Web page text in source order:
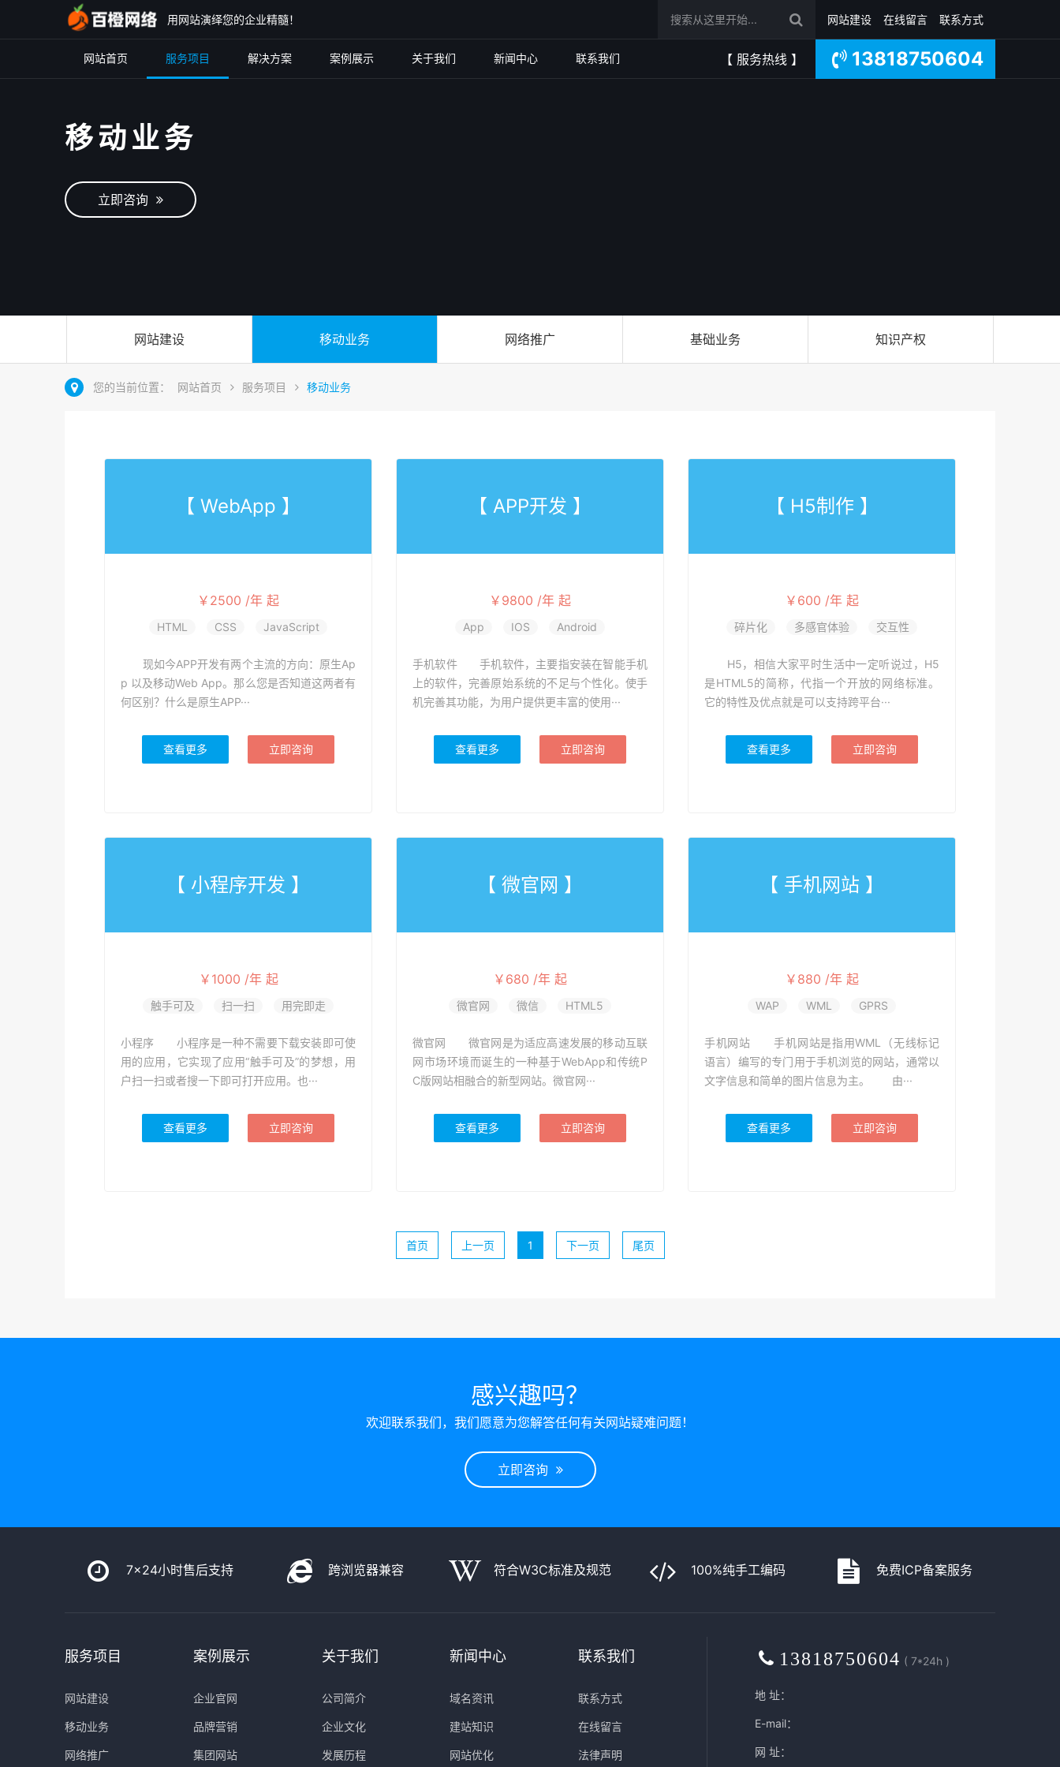
用网站演绎您的企业精髓！ 网站建设 在线留言 联系方式
网站首页 服务项目 解决方案 案例展示 关于我们 新闻中心 联系我们 【 服务热线 】 13818750604
移动业务
立即咨询
网站建设 移动业务 网络推广 基础业务 知识产权
您的当前位置： 网站首页 服务项目 移动业务
【 WebApp 】
￥2500 /年 起
HTML CSS JavaScript
现如今APP开发有两个主流的方向：原生Ap
p 以及移动Web App。那么您是否知道这两者有
何区别？什么是原生APP···
查看更多 立即咨询
【 APP开发 】
￥9800 /年 起
App IOS Android
手机软件 手机软件，主要指安装在智能手机
上的软件，完善原始系统的不足与个性化。使手
机完善其功能，为用户提供更丰富的使用···
查看更多 立即咨询
【 H5制作 】
￥600 /年 起
碎片化 多感官体验 交互性
H5，相信大家平时生活中一定听说过，H5
是HTML5的简称，代指一个开放的网络标准。
它的特性及优点就是可以支持跨平台···
查看更多 立即咨询
【 小程序开发 】
￥1000 /年 起
触手可及 扫一扫 用完即走
小程序 小程序是一种不需要下载安装即可使
用的应用，它实现了应用“触手可及”的梦想，用
户扫一扫或者搜一下即可打开应用。也···
查看更多 立即咨询
【 微官网 】
￥680 /年 起
微官网 微信 HTML5
微官网 微官网是为适应高速发展的移动互联
网市场环境而诞生的一种基于WebApp和传统P
C版网站相融合的新型网站。微官网···
查看更多 立即咨询
【 手机网站 】
￥880 /年 起
WAP WML GPRS
手机网站 手机网站是指用WML（无线标记
语言）编写的专门用于手机浏览的网站，通常以
文字信息和简单的图片信息为主。 由···
查看更多 立即咨询
首页 上一页 1 下一页 尾页
感兴趣吗？
欢迎联系我们，我们愿意为您解答任何有关网站疑难问题！
立即咨询
7x24小时售后支持 跨浏览器兼容 符合W3C标准及规范 100%纯手工编码 免费ICP备案服务
服务项目
网站建设
移动业务
网络推广
案例展示
企业官网
品牌营销
集团网站
关于我们
公司简介
企业文化
发展历程
新闻中心
域名资讯
建站知识
网站优化
联系我们
联系方式
在线留言
法律声明
13818750604 ( 7*24h )
地 址：
E-mail：
网 址：